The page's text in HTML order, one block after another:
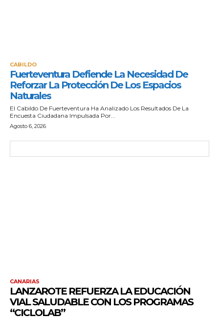
CABILDO
Fuerteventura Defiende La Necesidad De
Reforzar La Protección De Los Espacios
Naturales
El Cabildo De Fuerteventura Ha Analizado Los Resultados De La
Encuesta Ciudadana Impulsada Por...
Agosto 6, 2026
CANARIAS
LANZAROTE REFUERZA LA EDUCACIÓN
VIAL SALUDABLE CON LOS PROGRAMAS
“CICLOLAB”